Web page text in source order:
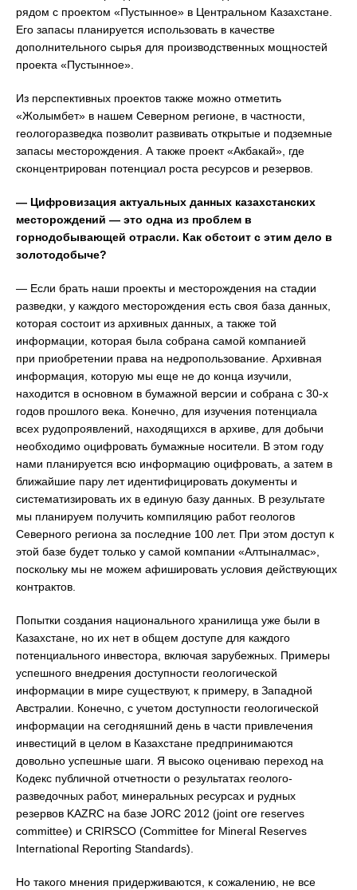
рядом с проектом «Пустынное» в Центральном Казахстане.
Его запасы планируется использовать в качестве
дополнительного сырья для производственных мощностей
проекта «Пустынное».
Из перспективных проектов также можно отметить
«Жолымбет» в нашем Северном регионе, в частности,
геологоразведка позволит развивать открытые и подземные
запасы месторождения. А также проект «Акбакай», где
сконцентрирован потенциал роста ресурсов и резервов.
— Цифровизация актуальных данных казахстанских
месторождений — это одна из проблем в
горнодобывающей отрасли. Как обстоит с этим дело в
золотодобыче?
— Если брать наши проекты и месторождения на стадии
разведки, у каждого месторождения есть своя база данных,
которая состоит из архивных данных, а также той
информации, которая была собрана самой компанией
при приобретении права на недропользование. Архивная
информация, которую мы еще не до конца изучили,
находится в основном в бумажной версии и собрана с 30-х
годов прошлого века. Конечно, для изучения потенциала
всех рудопроявлений, находящихся в архиве, для добычи
необходимо оцифровать бумажные носители. В этом году
нами планируется всю информацию оцифровать, а затем в
ближайшие пару лет идентифицировать документы и
систематизировать их в единую базу данных. В результате
мы планируем получить компиляцию работ геологов
Северного региона за последние 100 лет. При этом доступ к
этой базе будет только у самой компании «Алтыналмас»,
поскольку мы не можем афишировать условия действующих
контрактов.
Попытки создания национального хранилища уже были в
Казахстане, но их нет в общем доступе для каждого
потенциального инвестора, включая зарубежных. Примеры
успешного внедрения доступности геологической
информации в мире существуют, к примеру, в Западной
Австралии. Конечно, с учетом доступности геологической
информации на сегодняшний день в части привлечения
инвестиций в целом в Казахстане предпринимаются
довольно успешные шаги. Я высоко оцениваю переход на
Кодекс публичной отчетности о результатах геолого-
разведочных работ, минеральных ресурсах и рудных
резервов KAZRC на базе JORC 2012 (joint ore reserves
committee) и CRIRSCO (Committee for Mineral Reserves
International Reporting Standards).
Но такого мнения придерживаются, к сожалению, не все